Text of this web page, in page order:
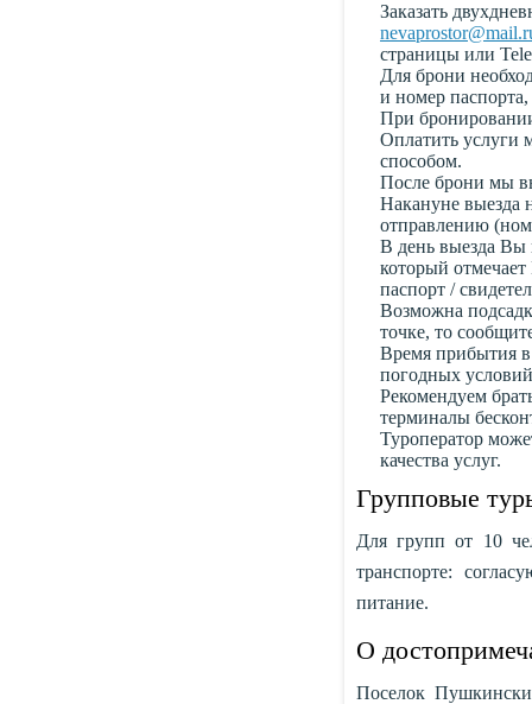
Заказать
страницы или
Для брони
и номер
При
Оплатить услуги
способом.
После брони мы
Накануне
отправлению
В день выезда Вы
который
паспорт /
Возможна
точке, то
Время прибытия в
погодных
Рекомендуем
терминалы
Туроператор
качества услуг.
Групповые
Для групп от 10
транспорте:
питание.
О
Поселок